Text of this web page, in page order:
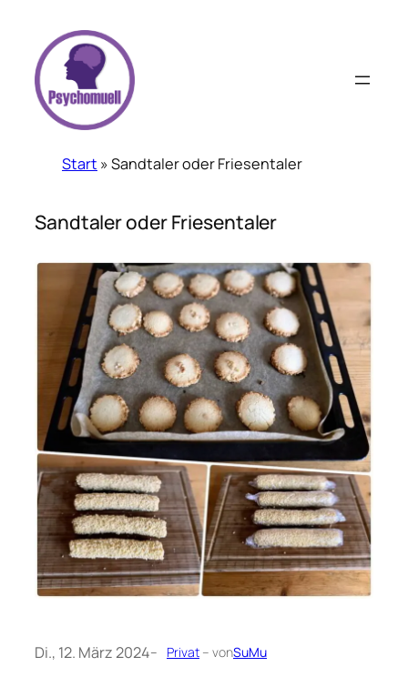
springen
Start »Sandtaler oder Friesentaler
Sandtaler oder Friesentaler
Di., 12. März 2024– Privat – vonSuMu